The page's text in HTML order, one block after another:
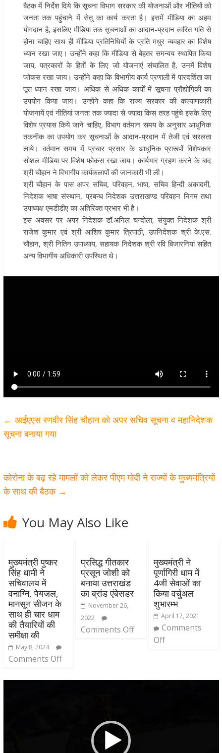
मुख्यमंत्री पुष्कर सिंह धामी ने
बटालियन गदरपुर का किया भ्रमण,
संवाद कर आपदा प्रबंधन व्यवस्थाओं की
जानकारी
बैठक में निर्देश दिये कि सूचना विभाग सरकार की योजनाओं और नीतियों को
जनता तक पहुंचाने में सेतु का कार्य करता है। इसमें मीडिया का अहम
योगदान है, इसलिए मीडिया तक सूचनाओं का आदान-प्रदान त्वरित गति से
होना चाहिए साथ ही मीडिया प्रतिनिधियों के प्रति मधुर व्यवहार का विशेष
ध्यान रखा जाए। उन्होंने कहा कि मीडिया से बेहतर समन्वय स्थापित किया
जाय, पत्रकारों के हितों के लिए जो योजनाएं संचालित है, उनमें विशेष
फोकस रखा जाय। उन्होंने कहा कि विभागीय कार्य प्रणाली में पारदर्शिता का
पूरा ध्यान रखा जाय। अधिक से अधिक कार्यों में सूचना प्रौद्योगिकी का
उपयोग किया जाय। उन्होंने कहा कि राज्य सरकार की कल्याणकारी
योजनायें एवं नीतियां जनता तक ज्यादा से ज्यादा किस तरह पहुंचे इसके लिए
विशेष प्रयास किये जाने चाहिए, विभाग वर्तमान समय के अनुसार आधुनिक
तकनीक का उपयोग कर सूचनाओं के आदान-प्रदान में तेजी एवं सरलता
लाये। वर्तमान समय में प्रचार प्रसार के आधुनिक प्रारूपों विशेषकार
सोशल मीडिया पर विशेष फोकस रखा जाय। कार्यभार ग्रहण करने के बाद
श्री चौहान ने विभागीय कार्यकलापों की जानकारी भी ली।
श्री चौहान के पास अपर सचिव, परिवहन, भाषा, सचिव हिन्दी अकादमी,
निदेशक भाषा संस्थान, प्रबन्ध निदेशक उत्तराखण्ड परिवहन निगम तथा
उपाध्यक्ष एमडीडीए का अतिरिक्त प्रभार भी है।
इस अवसर पर अपर निदेशक डॉ.अनिल चन्दोला, संयुक्त निदेशक श्री
राजेश कुमार एवं श्री आशिष कुमार त्रिपाठी, उपनिदेशक श्री के.एस.
चौहान, श्री नितिन उपाध्याय, सहायक निदेशक श्री रवि बिजारनियां सहित
अन्य विभागीय अधिकारी उपस्थित थे।
← आईएएस रणवीर सिंह चौहान को अपर सचिव सूचना व महानिदेशक
सूचना बनाया गया
कोरोना के बढ़ रहे मामलों को लेकर पीएम मोदी ने राज्यों के मुख्यमंत्रियों
के साथ की बैठक →
You May Also Like
मुख्यमंत्री पुष्कर
सिंह धामी ने
सचिवालय में
वनाग्नि, पेयजल,
मानसून सीजन के
साथ ही चार धाम
की तैयारियों की
समीक्षा की
May 8, 2024
Comments Off
प्रसिद्ध गीतकार
प्रसून जोशी को
बनाया उत्तराखंड
का ब्रांड एंबेसडर
November 26,
2022
Comments Off
मुख्यमंत्री ने
पूर्णागिरी धाम में
4जी सेवाओं का
किया वर्चुअल
शुभारम्भ
April 17, 2021
Comments
Off